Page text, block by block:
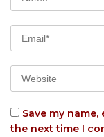
Save my
the next time I